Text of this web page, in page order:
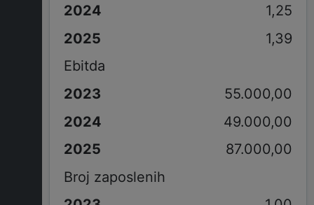
1,25
1,39
Ebitda
55.000,00
49.000,00
87.000,00
Broj zaposlenih